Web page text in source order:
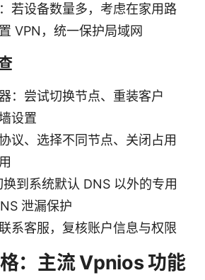
若设备数量多，考虑在家用路
VPN，统一保护局域网
：尝试切换节点、重装客户
设置
议、选择不同节点、关闭占用
到系统默认 DNS 以外的专用
泄漏保护
系客服，复核账户信息与权限
：主流 Vpnios 功能